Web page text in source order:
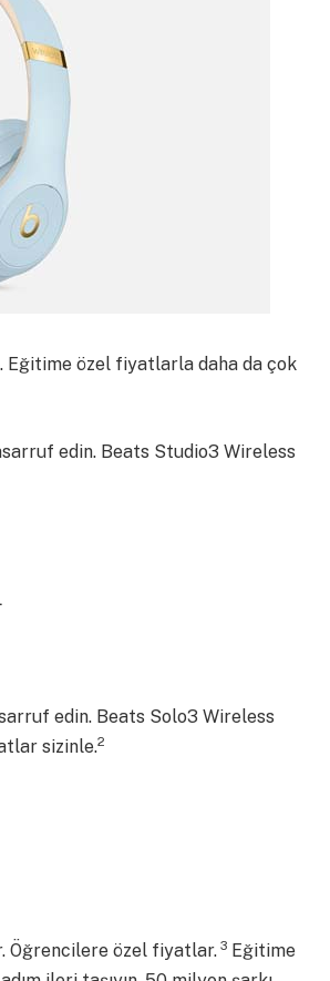
Eğitime özel fiyatlarla daha da çok
edin. Beats Studio3 Wireless
edin. Beats Solo3 Wireless
sizinle.2
Öğrencilere özel fiyatlar. 3Eğitime